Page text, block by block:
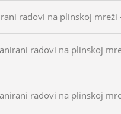
radovi na plinskoj mreži
radovi na plinskoj
radovi na plinskoj